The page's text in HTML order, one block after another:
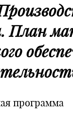
План
программа